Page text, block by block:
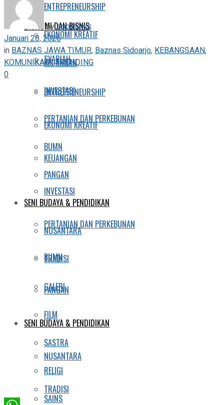
ENTREPRENEURSHIP
EKONOMI KREATIF
KEUANGAN
INVESTASI
PERTANIAN DAN PERKEBUNAN
BUMN
PANGAN
SENI BUDAYA & PENDIDIKAN
NUSANTARA
TRADISI
GALERI
FILM
SASTRA
RELIGI
SAINS
EKONOMI DAN BISNIS
SYARIAH
ENTREPRENEURSHIP
EKONOMI KREATIF
KEUANGAN
INVESTASI
PERTANIAN DAN PERKEBUNAN
BUMN
PANGAN
SENI BUDAYA & PENDIDIKAN
NUSANTARA
TRADISI
byspotnews
Januari 28, 2026
in BAZNAS JAWA TIMUR, Baznas Sidoarjo, KEBANGSAAN,
KOMUNIKASI,TRENDING
0